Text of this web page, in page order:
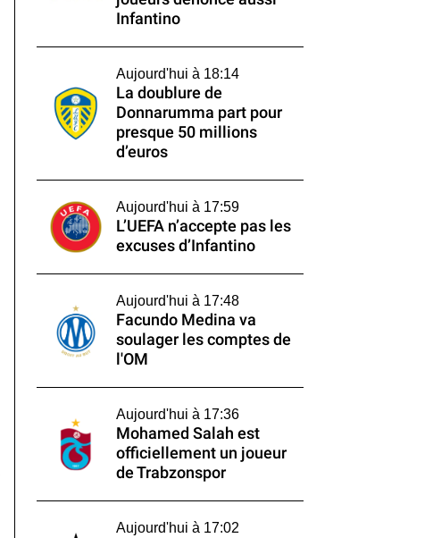
Infantino
Aujourd'hui à 18:14
La doublure de
Donnarumma part pour
presque 50 millions
d’euros
Aujourd'hui à 17:59
L’UEFA n’accepte pas les
excuses d’Infantino
Aujourd'hui à 17:48
Facundo Medina va
soulager les comptes de
l'OM
Aujourd'hui à 17:36
Mohamed Salah est
officiellement un joueur
de Trabzonspor
Aujourd'hui à 17:02